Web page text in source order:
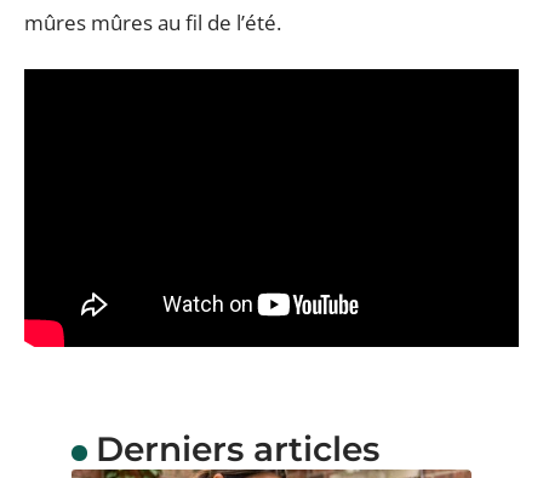
mûres mûres au fil de l’été.
Derniers articles